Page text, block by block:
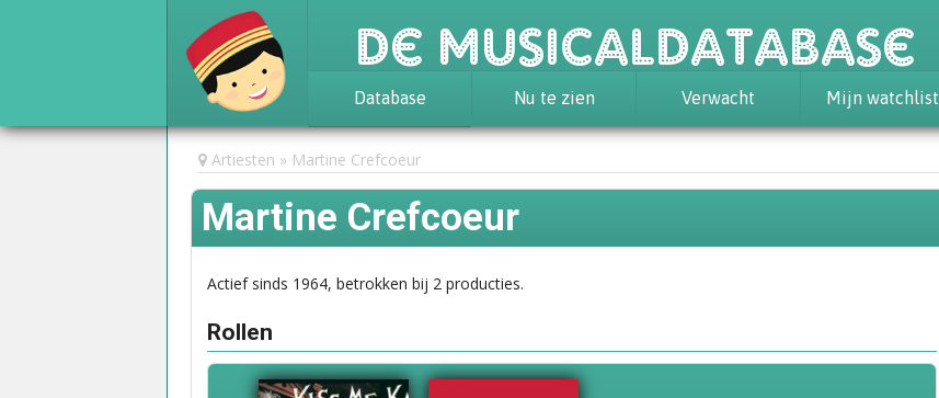
De Musicaldatabase
Database
Achtergrond
Awards
Statistieken
Nu te zien Verwacht Mijn watchlist
Artiesten Martine Crefcoeur
Martine Crefcoeur
Actief sinds 1964, betrokken bij 2 producties.
Rollen